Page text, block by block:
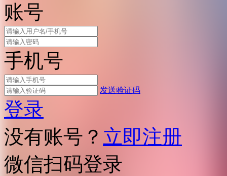
账号
手机号
发送验证码
登录
没有账号？ 立即注册
微信扫码登录